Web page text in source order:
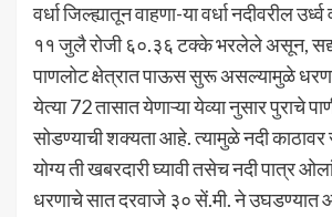
वर्धा जिल्ह्यातून वाहणा-या वर्धा नदीवरील
११ जुलै रोजी ६०.३६ टक्के भरलेले असून,
पाणलोट क्षेत्रात पाऊस सुरू असल्यामुळे
येत्या 72 तासात येणाऱ्या येव्या नुसार पुराचे
सोडण्याची शक्यता आहे. त्यामुळे नदी काठावर
योग्य ती खबरदारी घ्यावी तसेच नदी पात्र
धरणाचे सात दरवाजे ३० सें.मी. ने